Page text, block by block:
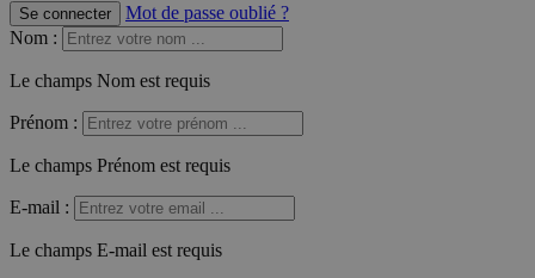
Se connecter
Mot de passe oublié ?
Nom :
Le champs Nom est requis
Prénom :
Le champs Prénom est requis
E-mail :
Le champs E-mail est requis